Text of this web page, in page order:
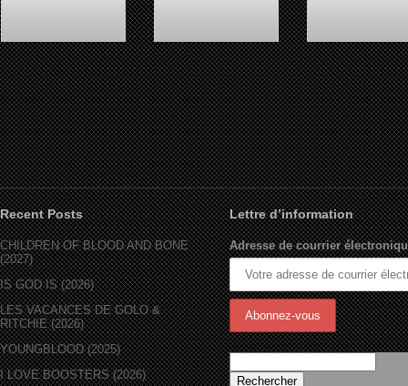
Lynne Thigpen Shaft (2000) Blankman (1994)
Recent Posts
CHILDREN OF BLOOD AND BONE
(2027)
IS GOD IS (2026)
LES VACANCES DE GOLO &
RITCHIE (2026)
YOUNGBLOOD (2025)
I LOVE BOOSTERS (2026)
Lettre d’information
Adresse de courrier